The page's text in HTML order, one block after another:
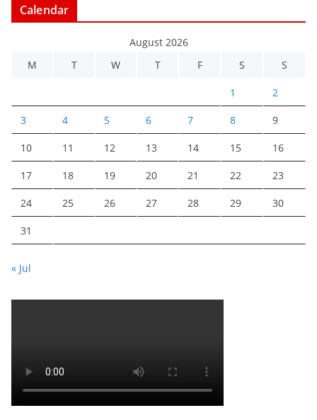
Calendar
August 2026
M
T W T F S S
1 2
3 4 5 6 7 8 9
10 11 12 13 14 15 16
17 18 19 20 21 22 23
24 25 26 27 28 29 30
31
« Jul